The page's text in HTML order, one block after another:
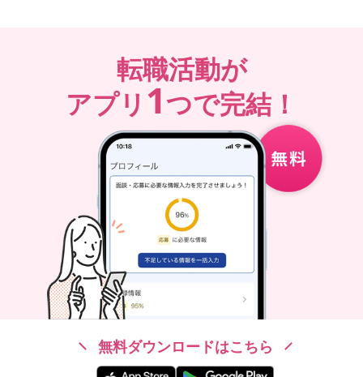
転職活動が
アプリ 1つで完結！
無料ダウンロードはこちら